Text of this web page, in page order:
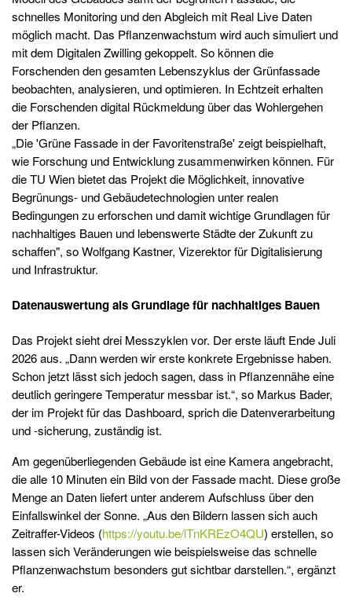
schnelles Monitoring und den Abgleich mit Real Live Daten
möglich macht. Das Pflanzenwachstum wird auch simuliert und
mit dem Digitalen Zwilling gekoppelt. So können die
Forschenden den gesamten Lebenszyklus der Grünfassade
beobachten, analysieren, und optimieren. In Echtzeit erhalten
die Forschenden digital Rückmeldung über das Wohlergehen
der Pflanzen.
„Die 'Grüne Fassade in der Favoritenstraße' zeigt beispielhaft,
wie Forschung und Entwicklung zusammenwirken können. Für
die TU Wien bietet das Projekt die Möglichkeit, innovative
Begrünungs- und Gebäudetechnologien unter realen
Bedingungen zu erforschen und damit wichtige Grundlagen für
nachhaltiges Bauen und lebenswerte Städte der Zukunft zu
schaffen", so Wolfgang Kastner, Vizerektor für Digitalisierung
und Infrastruktur.
Datenauswertung als Grundlage für nachhaltiges Bauen
Das Projekt sieht drei Messzyklen vor. Der erste läuft Ende Juli
2026 aus. „Dann werden wir erste konkrete Ergebnisse haben.
Schon jetzt lässt sich jedoch sagen, dass in Pflanzennähe eine
deutlich geringere Temperatur messbar ist.“, so Markus Bader,
der im Projekt für das Dashboard, sprich die Datenverarbeitung
und -sicherung, zuständig ist.
Am gegenüberliegenden Gebäude ist eine Kamera angebracht,
die alle 10 Minuten ein Bild von der Fassade macht. Diese große
Menge an Daten liefert unter anderem Aufschluss über den
Einfallswinkel der Sonne. „Aus den Bildern lassen sich auch
Zeitraffer-Videos (https://youtu.be/lTnKREzO4QU) erstellen, so
lassen sich Veränderungen wie beispielsweise das schnelle
Pflanzenwachstum besonders gut sichtbar darstellen.“, ergänzt
er.